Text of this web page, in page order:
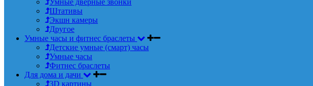
Штативы
Экшн камеры
Другое
Умные часы и фитнес браслеты
Детские умные (смарт) часы
Умные часы
Фитнес браслеты
Для дома и дачи
3D картины